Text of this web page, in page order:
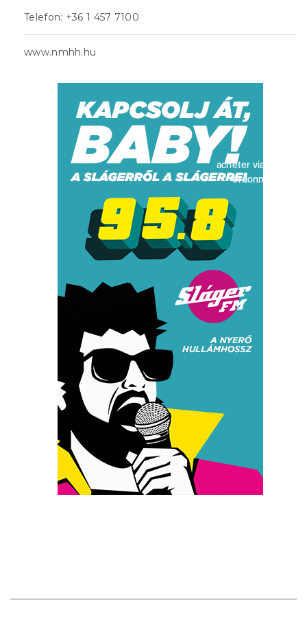
Telefon: +36 1 457 7100
www.nmhh.hu
acheter viagra sans
ordonnance